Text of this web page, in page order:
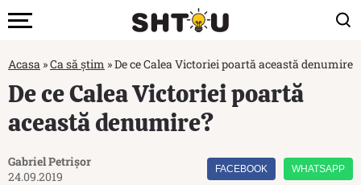
Acasa »Ca să știm »De ce Calea Victoriei poartă această denumire?
De ce Calea Victoriei poartă
această denumire?
Gabriel Petrișor
24.09.2019
FACEBOOK WHATSAPP